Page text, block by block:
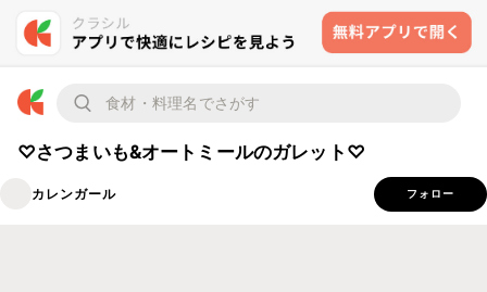
♡さつまいも&オートミールのガレット♡
カレンガール フォロー